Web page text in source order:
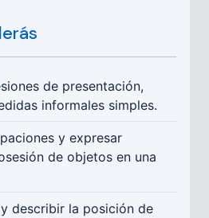
de presentación,
informales simples.
y expresar
de objetos en una
describir la posición de